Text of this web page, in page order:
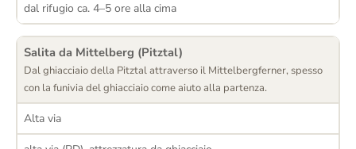
dal rifugio ca. 4–5 ore alla cima
Salita da Mittelberg (Pitztal)
Dal ghiacciaio della Pitztal attraverso il Mittelbergferner, spesso
con la funivia del ghiacciaio come aiuto alla partenza.
Alta via